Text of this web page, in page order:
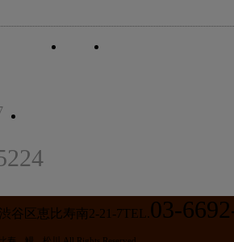
渋谷区恵比寿南2-21-7TEL.03-